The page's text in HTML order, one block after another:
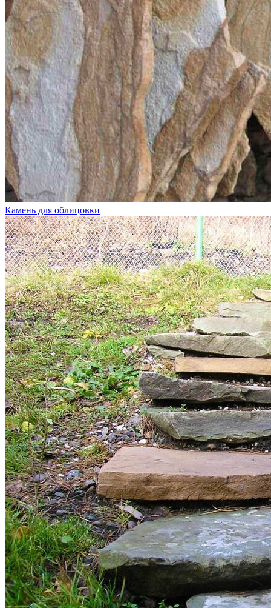
Камень для облицовки